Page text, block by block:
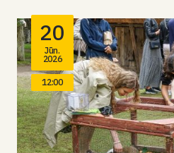
20
Jūn.
2026
12:00